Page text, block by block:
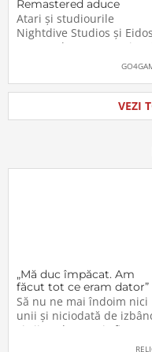
Remastered aduce
părintele genului stealth
pe platformele moderne
Atari și studiourile
Nightdive Studios și Eidos
Montreal au anunțat
Thief: The Dark Project
PlayStation 5, PlayStation
Xbox Series X|S,
Switch 2, Nintendo
VEZI
„Mă duc împăcat. Am
făcut tot ce eram dator”
Să nu ne mai îndoim nici
unii şi niciodată de
şi viitorul acestei sfinte